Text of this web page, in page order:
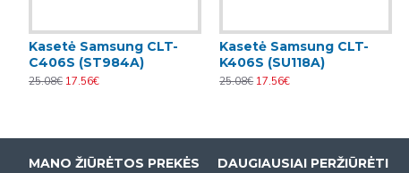
Kasetė Samsung CLT-
C406S (ST984A)
25.08€ 17.56€
Kasetė Samsung CLT-
K406S (SU118A)
25.08€ 17.56€
MANO ŽIŪRĖTOS PREKĖS DAUGIAUSIAI PERŽIŪRĖTI